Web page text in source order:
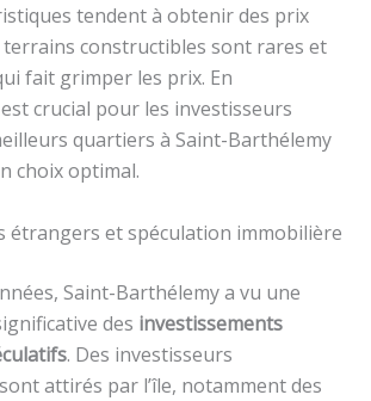
tendent à obtenir des prix
terrains constructibles sont rares et
fait grimper les prix. En
crucial pour les investisseurs
quartiers à Saint-Barthélemy
choix optimal.
étrangers et spéculation immobilière
Saint-Barthélemy a vu une
des investissements
. Des investisseurs
attirés par l’île, notamment des